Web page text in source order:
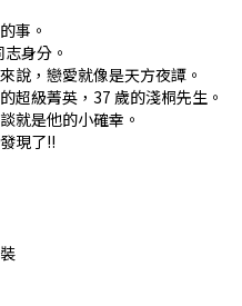
事。
身分。
說，戀愛就像是天方夜譚。
超級菁英，37 歲的淺桐先生。
就是他的小確幸。
現了!!